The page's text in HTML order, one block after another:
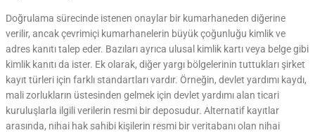
Doğrulama sürecinde istenen onaylar bir kumarhaneden diğerine
verilir, ancak çevrimiçi kumarhanelerin büyük çoğunluğu kimlik ve
adres kanıtı talep eder. Bazıları ayrıca ulusal kimlik kartı veya belge gibi
kimlik kanıtı da ister. Ek olarak, diğer yargı bölgelerinin tuttukları şirket
kayıt türleri için farklı standartları vardır. Örneğin, devlet yardımı kaydı,
mali zorlukların üstesinden gelmek için devlet yardımı alan ticari
kuruluşlarla ilgili verilerin resmi bir deposudur. Alternatif kayıtlar
arasında, nihai hak sahibi kişilerin resmi bir veritabanı olan nihai